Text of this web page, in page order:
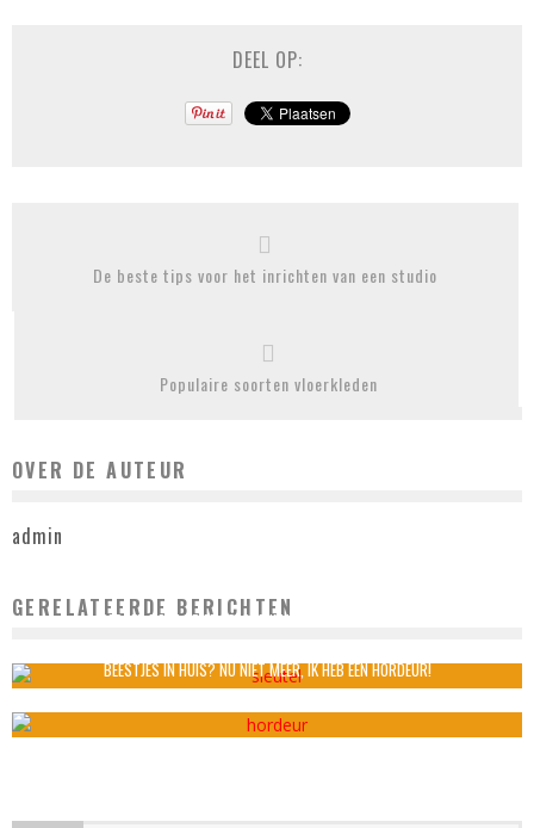
DEEL OP:
De beste tips voor het inrichten van een studio
Populaire soorten vloerkleden
OVER DE AUTEUR
admin
GERELATEERDE BERICHTEN
BEROEP DOEN OP EEN SLOTENMAKER IN TIJDEN VAN NOOD
BEESTJES IN HUIS? NU NIET MEER, IK HEB EEN HORDEUR!